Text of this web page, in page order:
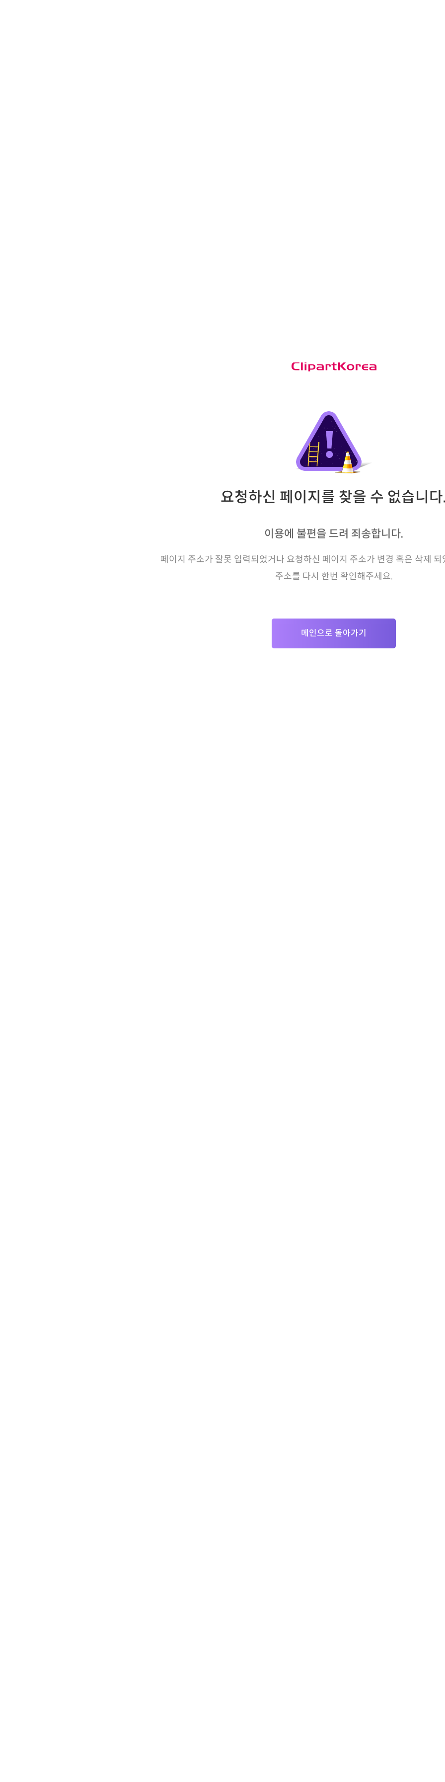
요청하신 페이지를 찾을 수 없습니다.
이용에 불편을 드려 죄송합니다.
페이지 주소가 잘못 입력되었거나 요청하신 페이지 주소가 변경 혹은 삭제 되
주소를 다시 한번 확인해주세요.
메인으로 돌아가기